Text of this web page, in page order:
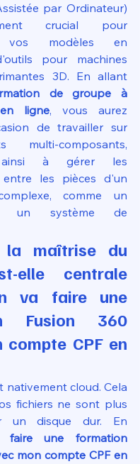
par Ordinateur)
crucial pour
vos modèles en
pour machines
de groupe à
ligne, vous aurez
de travailler sur
multi-composants,
ainsi à gérer les
entre les pièces d'un
comme un
un système de
la maîtrise du
elle centrale
va faire une
Fusion 360
compte CPF en
nativement cloud. Cela
fichiers ne sont plus
un disque dur. En
faire une formation
mon compte CPF en